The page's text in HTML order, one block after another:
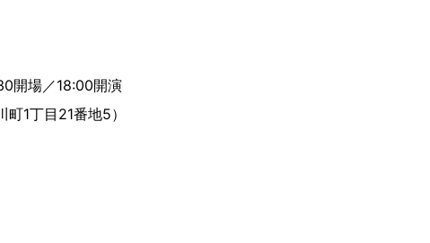
開場／18:00開演
1丁目21番地5）